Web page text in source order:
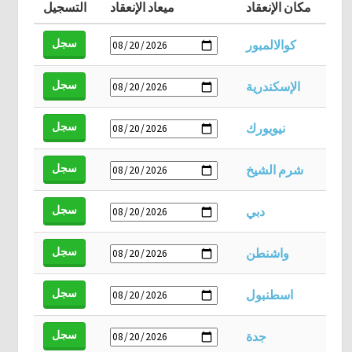
مكان الإنعقاد ميعاد الإنعقاد التسجيل
كوالالمبور سجل
الإسكندرية سجل
نيويورك سجل
شرم الشيخ سجل
دبي سجل
واشنطن سجل
اسطنبول سجل
جدة سجل